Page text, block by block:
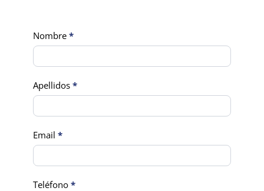
Contact
Us
Nombre *
Apellidos *
Email *
Teléfono *